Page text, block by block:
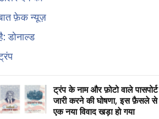
ट्रंप के नाम और फ़ोटो वाले पासपोर्ट
जारी करने की घोषणा, इस फ़ैसले से
एक नया विवाद खड़ा हो गया